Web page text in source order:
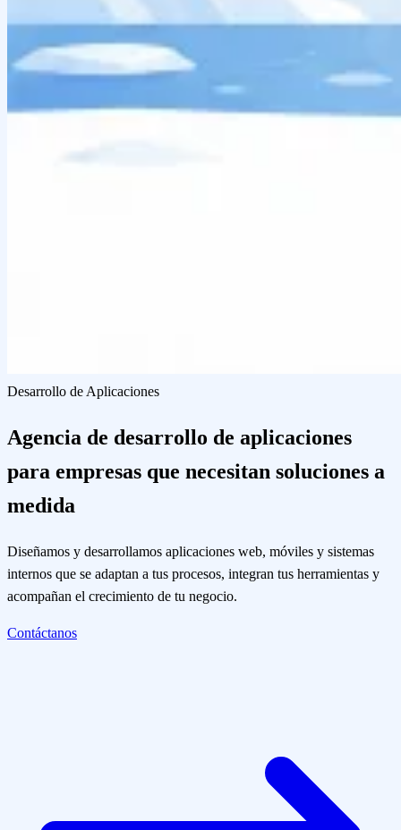
Desarrollo de Aplicaciones
Agencia de desarrollo de aplicaciones
para empresas que necesitan soluciones a
medida
Diseñamos y desarrollamos aplicaciones web, móviles y sistemas
internos que se adaptan a tus procesos, integran tus herramientas y
acompañan el crecimiento de tu negocio.
Contáctanos